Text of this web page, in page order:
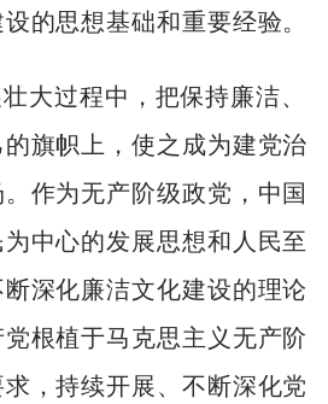
的思想基础和重要经验。
大过程中，把保持廉洁、
旗帜上，使之成为建党治
作为无产阶级政党，中国
中心的发展思想和人民至
断深化廉洁文化建设的理论
根植于马克思主义无产阶
，持续开展、不断深化党